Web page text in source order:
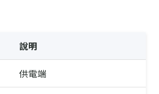
說明
供電端